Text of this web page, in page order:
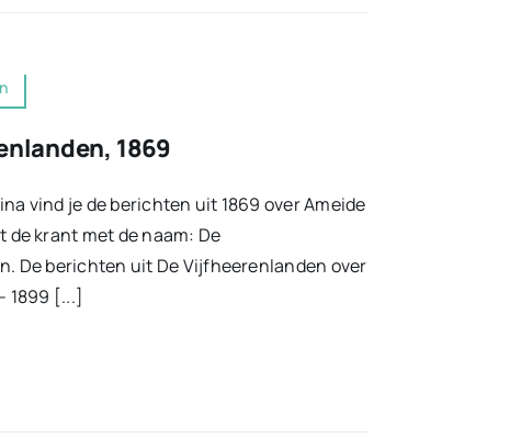
1869
vind je de berichten uit 1869 over Ameide
de krant met de naam: De
De berichten uit De Vijfheerenlanden over
1899 [...]